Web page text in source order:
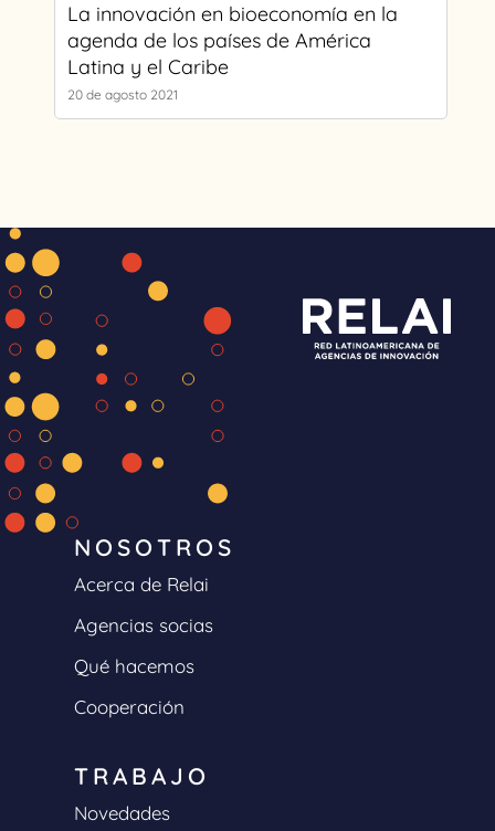
La innovación en bioeconomía en la
agenda de los países de América
Latina y el Caribe
20 de agosto 2021
NOSOTROS
Acerca de Relai
Agencias socias
Qué hacemos
Cooperación
TRABAJO
Novedades